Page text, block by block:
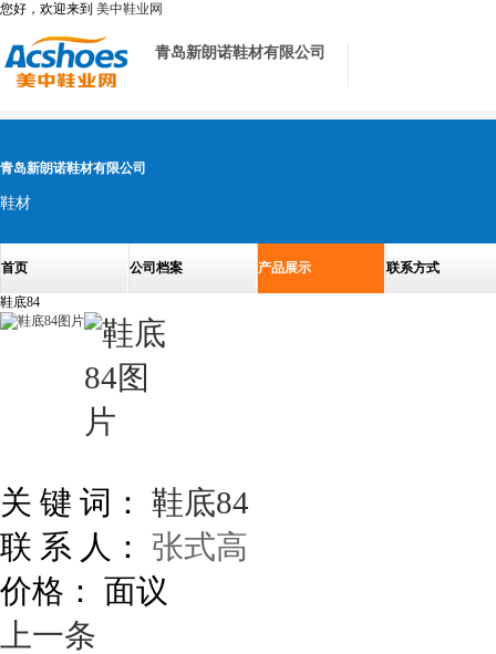
您好，欢迎来到 美中鞋业网
青岛新朗诺鞋材有限公司
青岛新朗诺鞋材有限公司
鞋材
首页 公司档案 产品展示 联系方式
鞋底84
关 键 词： 鞋底84
联 系 人：
张式高
价格： 面议
上一条